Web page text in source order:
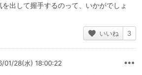
出して握手するのって、いかがでしょ
いいね 3
01/28(水) 18:00:22